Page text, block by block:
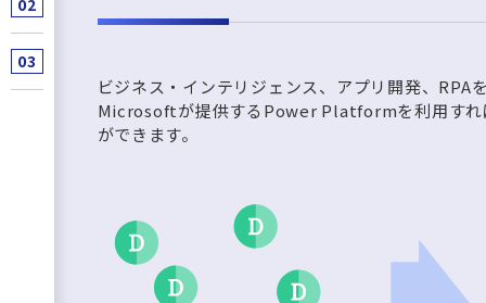
ビジネス・インテリジェンス、アプリ開発、RPA
Microsoftが提供するPower Platformを利用すれ
ができます。